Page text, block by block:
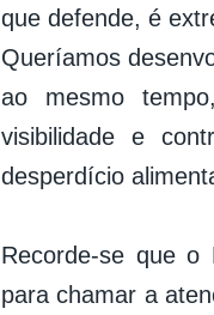
que defende, é
Queríamos
ao mesmo
visibilidade e
desperdício
Recorde-se que o
para chamar a